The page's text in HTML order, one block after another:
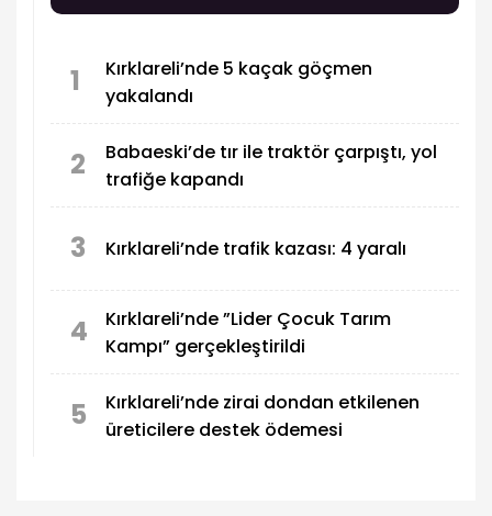
1
Kırklareli’nde 5 kaçak göçmen
yakalandı
2
Babaeski’de tır ile traktör çarpıştı, yol
trafiğe kapandı
3 Kırklareli’nde trafik kazası: 4 yaralı
4
Kırklareli’nde ”Lider Çocuk Tarım
Kampı” gerçekleştirildi
5
Kırklareli’nde zirai dondan etkilenen
üreticilere destek ödemesi